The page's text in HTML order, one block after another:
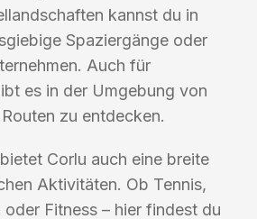
kannst du in
Spaziergänge oder
Auch für
es in der Umgebung von
zu entdecken.
Corlu auch eine breite
Aktivitäten. Ob Tennis,
oder Fitness – hier findest du